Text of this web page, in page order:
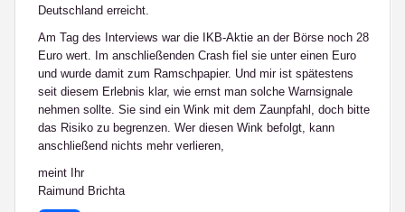
Deutschland erreicht.
Am Tag des Interviews war die IKB-Aktie an der Börse noch 28
Euro wert. Im anschließenden Crash fiel sie unter einen Euro
und wurde damit zum Ramschpapier. Und mir ist spätestens
seit diesem Erlebnis klar, wie ernst man solche Warnsignale
nehmen sollte. Sie sind ein Wink mit dem Zaunpfahl, doch bitte
das Risiko zu begrenzen. Wer diesen Wink befolgt, kann
anschließend nichts mehr verlieren,
meint Ihr
Raimund Brichta